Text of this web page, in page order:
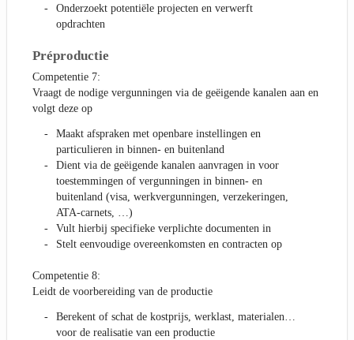
Onderzoekt potentiële projecten en verwerft
opdrachten
Préproductie
Competentie 7:
Vraagt de nodige vergunningen via de geëigende kanalen aan en
volgt deze op
Maakt afspraken met openbare instellingen en
particulieren in binnen- en buitenland
Dient via de geëigende kanalen aanvragen in voor
toestemmingen of vergunningen in binnen- en
buitenland (visa, werkvergunningen, verzekeringen,
ATA-carnets, …)
Vult hierbij specifieke verplichte documenten in
Stelt eenvoudige overeenkomsten en contracten op
Competentie 8:
Leidt de voorbereiding van de productie
Berekent of schat de kostprijs, werklast, materialen…
voor de realisatie van een productie